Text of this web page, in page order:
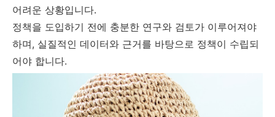
어려운 상황입니다.
정책을 도입하기 전에 충분한 연구와 검토가 이루어져야
하며, 실질적인 데이터와 근거를 바탕으로 정책이 수립되
어야 합니다.